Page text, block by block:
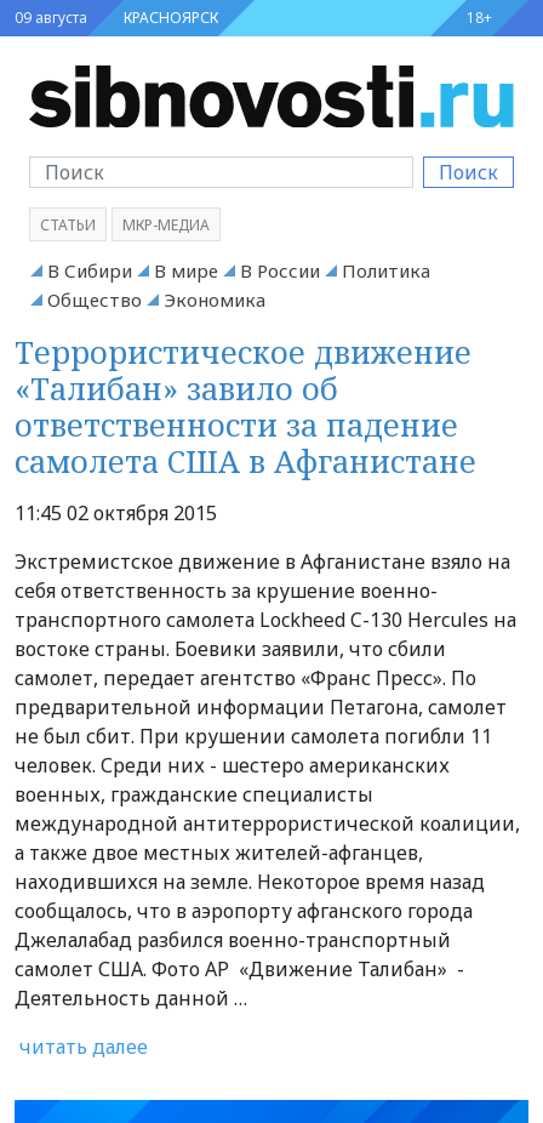
09 августа КРАСНОЯРСК 18+
Поиск
СТАТЬИ МКР-МЕДИА
В Сибири В мире В России
Политика
Общество
Экономика
Террористическое движение
«Талибан» завило об
ответственности за падение
самолета США в Афганистане
11:45 02 октября 2015
Экстремистское движение в Афганистане взяло на
себя ответственность за крушение военно-
транспортного самолета Lockheed C-130 Hercules на
востоке страны. Боевики заявили, что сбили
самолет, передает агентство «Франс Пресс». По
предварительной информации Петагона, самолет
не был сбит. При крушении самолета погибли 11
человек. Среди них - шестеро американских
военных, гражданские специалисты
международной антитеррористической коалиции,
а также двое местных жителей-афганцев,
находившихся на земле. Некоторое время назад
сообщалось, что в аэропорту афганского города
Джелалабад разбился военно-транспортный
самолет США. Фото АР «Движение Талибан» -
Деятельность данной …
читать далее